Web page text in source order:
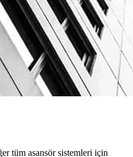
tüm asansör sistemleri için